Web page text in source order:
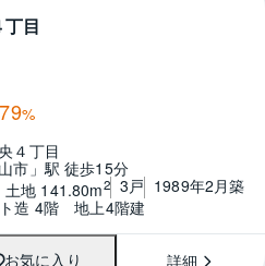
目
%
４丁目
市」駅 徒歩15分
土地 141.80m2 3戸 1989年2月築
造 4階　地上4階建
お気に入り 詳細